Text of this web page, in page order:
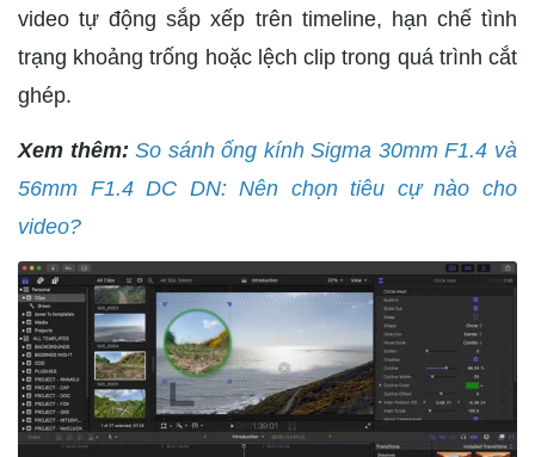
video tự động sắp xếp trên timeline, hạn chế tình
trạng khoảng trống hoặc lệch clip trong quá trình cắt
ghép.
Xem thêm:So sánh ống kính Sigma 30mm F1.4 và
56mm F1.4 DC DN: Nên chọn tiêu cự nào cho
video?